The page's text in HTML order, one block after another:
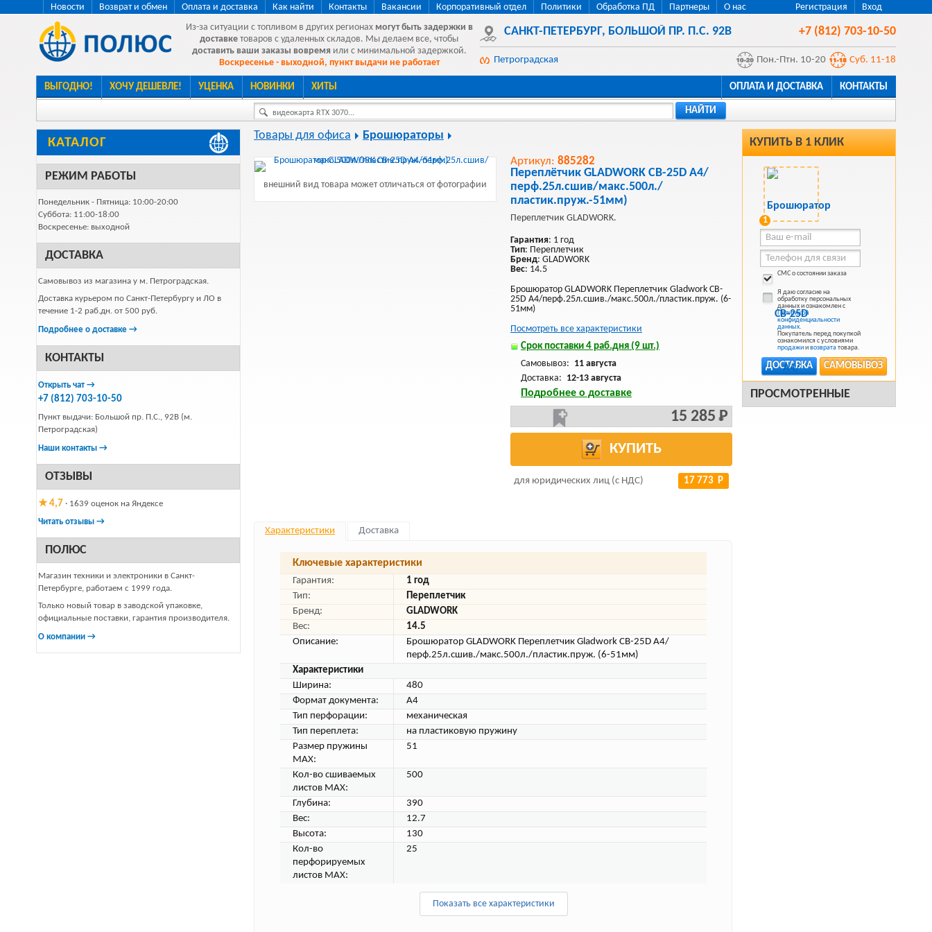
Регистрация Вход
Новости Возврат и обмен Оплата и доставка Как найти Контакты Вакансии Корпоративный отдел Политики Обработка ПД Партнеры
О нас
Из-за ситуации с топливом в других регионах могут быть задержки в
доставке товаров с удаленных складов. Мы делаем все, чтобы
доставить ваши заказы вовремя или с минимальной задержкой.
Воскресенье - выходной, пункт выдачи не работает
САНКТ-ПЕТЕРБУРГ, БОЛЬШОЙ ПР. П.С. 92В +7 (812) 703-10-50
Петроградская Пон.-Птн. 10-20 Суб. 11-18
ВЫГОДНО! ХОЧУ ДЕШЕВЛЕ! УЦЕНКА НОВИНКИ ХИТЫ ОПЛАТА И ДОСТАВКА КОНТАКТЫ
видеокарта RTX 3070... НАЙТИ
КАТАЛОГ
РЕЖИМ РАБОТЫ
Понедельник - Пятница: 10:00-20:00
Суббота: 11:00-18:00
Воскресенье: выходной
ДОСТАВКА
Самовывоз из магазина у м. Петроградская.
Доставка курьером по Санкт-Петербургу и ЛО в
течение 1-2 раб.дн. от 500 руб.
Подробнее о доставке →
КОНТАКТЫ
Открыть чат →
+7 (812) 703-10-50
Пункт выдачи: Большой пр. П.С., 92В (м.
Петроградская)
Наши контакты →
ОТЗЫВЫ
★ 4,7 · 1639 оценок на Яндексе
Читать отзывы →
ПОЛЮС
Магазин техники и электроники в Санкт-
Петербурге, работаем с 1999 года.
Только новый товар в заводской упаковке,
официальные поставки, гарантия производителя.
О компании →
КУПИТЬ В 1 КЛИК
1
СМС о состоянии заказа
Я даю согласие на
обработку персональных
данных и ознакомлен с
Политикой
конфиденциальности
данных.
Покупатель перед покупкой
ознакомился с условиями
продажиивозврататовара.
САМОВЫВОЗ
ДОСТАВКА
ПРОСМОТРЕННЫЕ
Товары для офиса Брошюраторы
внешний вид товара может отличаться от фотографии
Артикул: 885282
Переплётчик GLADWORK CB-25D A4/
перф.25л.сшив/макс.500л./
пластик.пруж.-51мм)
Переплетчик GLADWORK.
Гарантия: 1 год
Тип: Переплетчик
Бренд: GLADWORK
Вес: 14.5
Брошюратор GLADWORK Переплетчик Gladwork CB-
25D A4/перф.25л.сшив./макс.500л./пластик.пруж. (6-
51мм)
Посмотреть все характеристики
Срок поставки 4 раб.дня (9 шт.)
Самовывоз: 11 августа
Доставка: 12-13 августа
Подробнее о доставке
15 285 Р
КУПИТЬ
для юридических лиц (с НДС) 17 773 Р
Характеристики Доставка
Ключевые характеристики
Гарантия:
1 год
Тип:
Переплетчик
Бренд:
GLADWORK
Вес:
14.5
Описание:
Брошюратор GLADWORK Переплетчик Gladwork CB-25D A4/
перф.25л.сшив./макс.500л./пластик.пруж. (6-51мм)
Характеристики
Ширина:
480
Формат документа:
A4
Тип перфорации:
механическая
Тип переплета:
на пластиковую пружину
Размер пружины
MAX:
51
Кол-во сшиваемых
листов MAX:
500
Глубина:
390
Вес:
12.7
Высота:
130
Кол-во
перфорируемых
листов MAX:
25
Показать все характеристики